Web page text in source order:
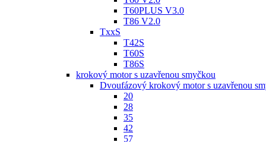
T60PLUS V3.0
T86 V2.0
TxxS
T42S
T60S
T86S
krokový motor s uzavřenou smyčkou
Dvoufázový krokový motor s uzavřenou
20
28
35
42
57